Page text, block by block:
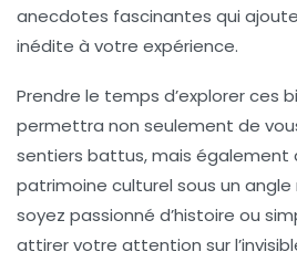
anecdotes fascinantes qui
inédite à votre expérience.
Prendre le temps d’explorer ces
permettra non seulement de
sentiers battus, mais également
patrimoine culturel sous un angle
soyez passionné d’histoire ou
attirer votre attention sur l’